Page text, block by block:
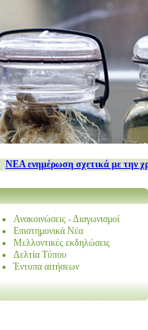
NEA ενημέρωση σχετικά με την
Ανακοινώσεις - Διαγωνισμοί
Επιστημονικά Νέα
Μελλοντικές εκδηλώσεις
Δελτία Τύπου
Έντυπα αιτήσεων